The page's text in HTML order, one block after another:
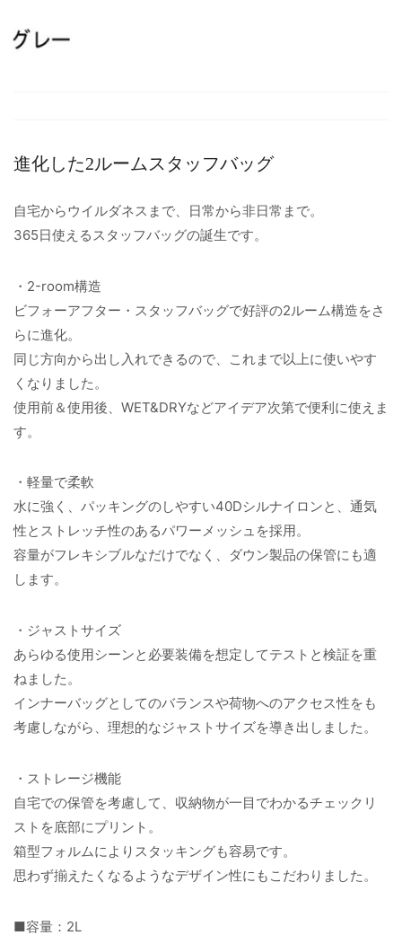
進化した2ルームスタッフバッグ
自宅からウイルダネスまで、日常から非日常まで。
365日使えるスタッフバッグの誕生です。
・2-room構造
ビフォーアフター・スタッフバッグで好評の2ルーム構造をさ
らに進化。
同じ方向から出し入れできるので、これまで以上に使いやす
くなりました。
使用前＆使用後、WET&DRYなどアイデア次第で便利に使えま
す。
・軽量で柔軟
水に強く、パッキングのしやすい40Dシルナイロンと、通気
性とストレッチ性のあるパワーメッシュを採用。
容量がフレキシブルなだけでなく、ダウン製品の保管にも適
します。
・ジャストサイズ
あらゆる使用シーンと必要装備を想定してテストと検証を重
ねました。
インナーバッグとしてのバランスや荷物へのアクセス性をも
考慮しながら、理想的なジャストサイズを導き出しました。
・ストレージ機能
自宅での保管を考慮して、収納物が一目でわかるチェックリ
ストを底部にプリント。
箱型フォルムによりスタッキングも容易です。
思わず揃えたくなるようなデザイン性にもこだわりました。
■容量：2L